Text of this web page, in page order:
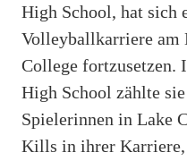
High School, hat sich
Volleyballkarriere am
College fortzusetzen.
High School zählte
Spielerinnen in Lake
Kills in ihrer Karriere,